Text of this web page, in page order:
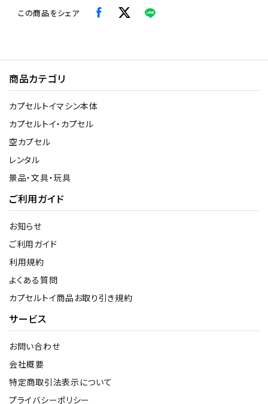
この商品をシェア
商品カテゴリ
カプセルトイマシン本体
カプセルトイ・カプセル
空カプセル
レンタル
景品・文具・玩具
ご利用ガイド
お知らせ
ご利用ガイド
利用規約
よくある質問
カプセルトイ商品お取り引き規約
サービス
お問い合わせ
会社概要
特定商取引法表示について
プライバシーポリシー